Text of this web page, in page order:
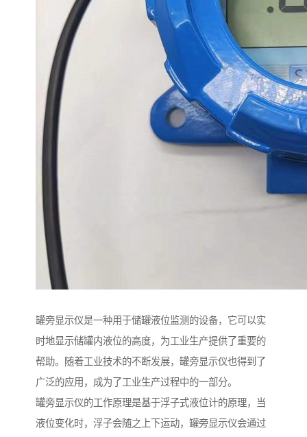
罐旁显示仪是一种用于储罐液位监测的设备，它可以实
时地显示储罐内液位的高度，为工业生产提供了重要的
帮助。随着工业技术的不断发展，罐旁显示仪也得到了
广泛的应用，成为了工业生产过程中的一部分。
罐旁显示仪的工作原理是基于浮子式液位计的原理，当
液位变化时，浮子会随之上下运动，罐旁显示仪会通过